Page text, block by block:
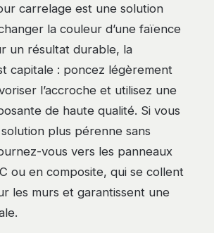
carrelage est une solution
la couleur d’une faïence
un résultat durable, la
capitale : poncez légèrement
l’accroche et utilisez une
de haute qualité. Si vous
plus pérenne sans
vous vers les panneaux
ou en composite, qui se collent
les murs et garantissent une